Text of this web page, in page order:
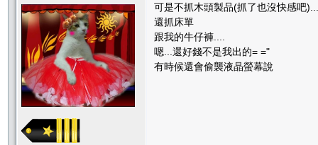
可是不抓木頭製品(抓了也沒快感吧)...
還抓床單
跟我的牛仔褲....
嗯...還好錢不是我出的= ="
有時候還會偷襲液晶螢幕說